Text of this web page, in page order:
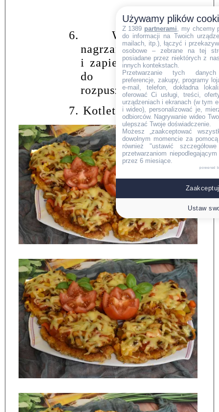
6.
Wstawiamy do
nagrzanego piekarnika
i zapiekamy w 180°C
do chwili
rozpuszczenia sera.
7. Kotlety gotowe.
Używamy plików
Z 1389 partnerami , my chcemy
do informacji na Twoich
mailach, itp.), łączyć i
osobowe – zebrane na tej
posiadane przez niektórych z
innych kontekstach.
Przetwarzanie tych danych
preferencje, zakupy, programy
e-mail, telefon, dokładna
oferować Ci usługi, treści,
urządzeniach i ekranach (w tym
i wideo), personalizować je,
odbiorców. Nagrywanie wideo
ulepszać Twoje doświadczenie.
Możesz „zaakceptować
dowolnym momencie za
również "ustawić
przetwarzaniom
przez 6 miesiące.
powered
Ustaw